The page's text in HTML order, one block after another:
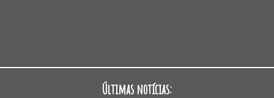
Últimas notícias: